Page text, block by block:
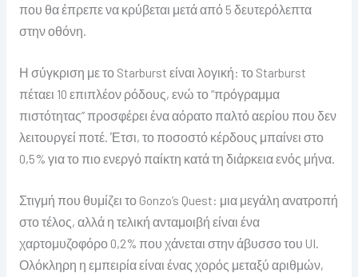
που θα έπρεπε να κρύβεται μετά από 5 δευτερόλεπτα
στην οθόνη.
Η σύγκριση με το Starburst είναι λογική: το Starburst
πέταει 10 επιπλέον ρόδους, ενώ το “πρόγραμμα
πιστότητας” προσφέρει ένα αόρατο παλτό αερίου που δεν
λειτουργεί ποτέ. Έτσι, το ποσοστό κέρδους μπαίνει στο
0,5% για το πιο ενεργό παίκτη κατά τη διάρκεια ενός μήνα.
Στιγμή που θυμίζει το Gonzo’s Quest: μια μεγάλη ανατροπή
στο τέλος, αλλά η τελική ανταμοιβή είναι ένα
χαρτομυζοφόρο 0,2% που χάνεται στην άβυσσο του UI.
Ολόκληρη η εμπειρία είναι ένας χορός μεταξύ αριθμών,